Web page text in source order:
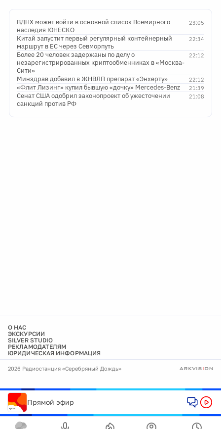
23:05
ВДНХ может войти в основной список Всемирного
наследия ЮНЕСКО
22:34
Китай запустит первый регулярный контейнерный
маршрут в ЕС через Севморпуть
22:12
Более 20 человек задержаны по делу о
незарегистрированных криптообменниках в «Москва-
Сити»
22:12
Минздрав добавил в ЖНВЛП препарат «Энхерту»
21:39
«Флит Лизинг» купил бывшую «дочку» Mercedes-Benz
21:08
Сенат США одобрил законопроект об ужесточении
санкций против РФ
О НАС
ЭКСКУРСИИ
SILVER STUDIO
РЕКЛАМОДАТЕЛЯМ
ЮРИДИЧЕСКАЯ ИНФОРМАЦИЯ
2026 Радиостанция «Серебряный Дождь»
Прямой эфир